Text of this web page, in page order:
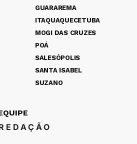
GUARAREMA
ITAQUAQUECETUBA
MOGI DAS CRUZES
POÁ
SALESÓPOLIS
SANTA ISABEL
SUZANO